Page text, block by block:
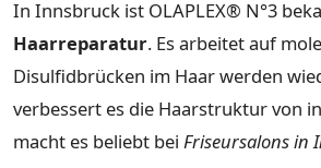
In Innsbruck ist OLAPLEX® N°3
Haarreparatur. Es arbeitet auf
Disulfidbrücken im Haar werden
verbessert es die Haarstruktur von
macht es beliebt bei Friseursalons in